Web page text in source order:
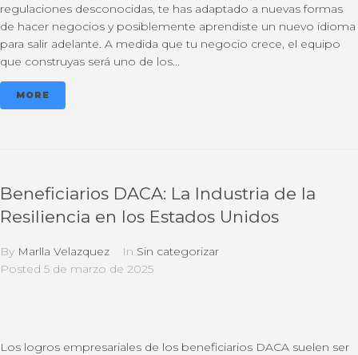
regulaciones desconocidas, te has adaptado a nuevas formas
de hacer negocios y posiblemente aprendiste un nuevo idioma
para salir adelante. A medida que tu negocio crece, el equipo
que construyas será uno de los...
MORE
Beneficiarios DACA: La Industria de la
Resiliencia en los Estados Unidos
By Marlla Velazquez In Sin categorizar
Posted 5 de marzo de 2025
Los logros empresariales de los beneficiarios DACA suelen ser